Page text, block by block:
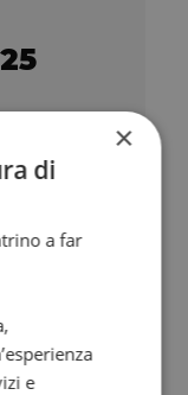
×
di
a far
e